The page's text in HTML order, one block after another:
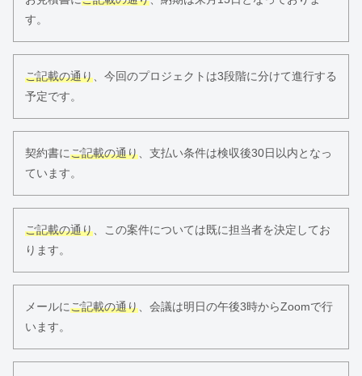
す。
ご記載の通り、今回のプロジェクトは3段階に分けて進行する
予定です。
契約書にご記載の通り、支払い条件は検収後30日以内となっ
ています。
ご記載の通り、この案件については既に担当者を決定してお
ります。
メールにご記載の通り、会議は明日の午後3時からZoomで行
います。